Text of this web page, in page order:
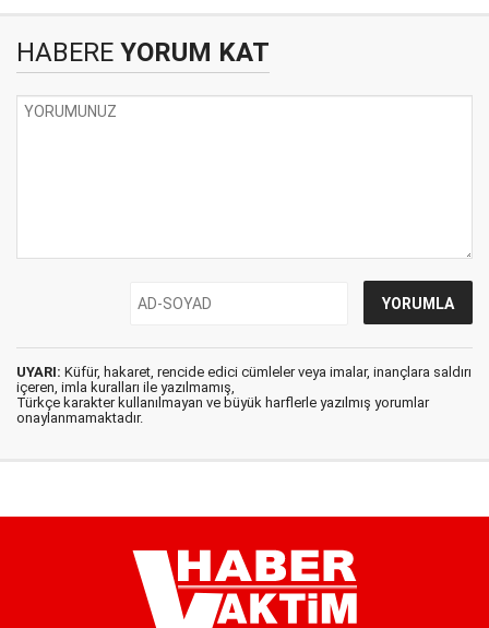
HABERE YORUM KAT
UYARI: Küfür, hakaret, rencide edici cümleler veya imalar, inançlara saldırı
içeren, imla kuralları ile yazılmamış,
Türkçe karakter kullanılmayan ve büyük harflerle yazılmış yorumlar
onaylanmamaktadır.